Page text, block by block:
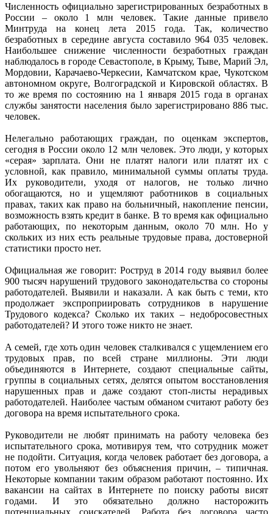
Численность официально зарегистрированных безработных в
России – около 1 млн человек. Такие данные привело
Минтруда на конец лета 2015 года. Так, количество
безработных в середине августа составило 964 035 человек.
Наибольшее снижение численности безработных граждан
наблюдалось в городе Севастополе, в Крыму, Тыве, Марий Эл,
Мордовии, Карачаево-Черкесии, Камчатском крае, Чукотском
автономном округе, Волгоградской и Кировской областях. В
то же время по состоянию на 1 января 2015 года в органах
службы занятости населения было зарегистрировано 886 тыс.
человек.
Нелегально работающих граждан, по оценкам экспертов,
сегодня в России около 12 млн человек. Это люди, у которых
«серая» зарплата. Они не платят налоги или платят их с
условной, как правило, минимальной суммы оплаты труда.
Их руководители, уходя от налогов, не только лично
обогащаются, но и ущемляют работников в социальных
правах, таких как право на больничный, накопление пенсии,
возможность взять кредит в банке. В то время как официально
работающих, по некоторым данным, около 70 млн. Но у
скольких из них есть реальные трудовые права, достоверной
статистики просто нет.
Официальная же говорит: Роструд в 2014 году выявил более
900 тысяч нарушений трудового законодательства со стороны
работодателей. Выявили и наказали. А как быть с теми, кто
продолжает экспроприировать сотрудников в нарушение
Трудового кодекса? Сколько их таких – недобросовестных
работодателей? И этого тоже никто не знает.
А семей, где хоть один человек сталкивался с ущемлением его
трудовых прав, по всей стране миллионы. Эти люди
объединяются в Интернете, создают специальные сайты,
группы в социальных сетях, делятся опытом восстановления
нарушенных прав и даже создают стоп-листы нерадивых
работодателей. Наиболее частым обманом считают работу без
договора на время испытательного срока.
Руководители не любят принимать на работу человека без
испытательного срока, мотивируя тем, что сотрудник может
не подойти. Ситуация, когда человек работает без договора, а
потом его увольняют без объяснения причин, – типичная.
Некоторые компании таким образом работают постоянно. Их
вакансии на сайтах в Интернете по поиску работы висят
годами. И это обязательно должно насторожить
потенциальных соискателей. Работа без договора часто